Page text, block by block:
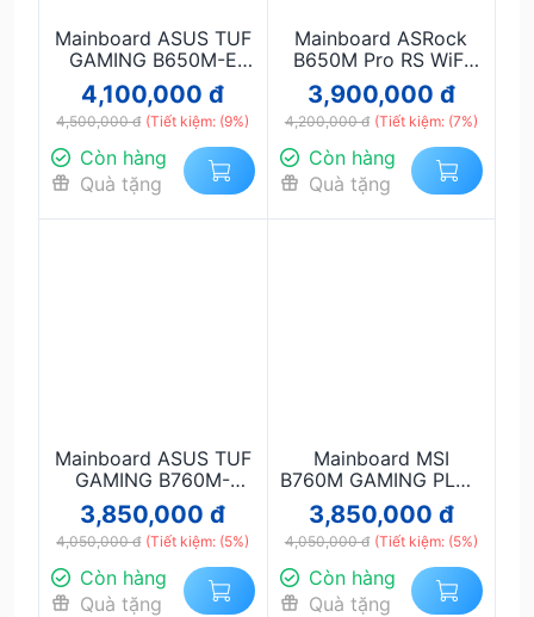
Mainboard ASUS TUF
GAMING B650M-E
WIFI DDR5 – AM5,
mATX, DDR5 192 GB,
WiFi 6, PCIe 5.0
4,100,000 đ
4,500,000 đ (Tiết kiệm: (9%)
Còn hàng
Quà tặng
Mainboard ASRock
B650M Pro RS WiFi
DDR5 – AM5, mATX,
DDR5, Wi-Fi 6E +
2.5G LAN
3,900,000 đ
4,200,000 đ (Tiết kiệm: (7%)
Còn hàng
Quà tặng
Mainboard ASUS TUF
GAMING B760M-
PLUS WIFI D4 Chính
Hãng, Hỗ Trợ Intel
Gen 12/13/14, DDR4,
WiFi 6
3,850,000 đ
4,050,000 đ (Tiết kiệm: (5%)
Còn hàng
Quà tặng
Mainboard MSI
B760M GAMING PLUS
WIFI DDR5 – Hiệu
năng mạnh mẽ, WiFi +
Bluetooth, hỗ trợ RAM
DDR5
3,850,000 đ
4,050,000 đ (Tiết kiệm: (5%)
Còn hàng
Quà tặng